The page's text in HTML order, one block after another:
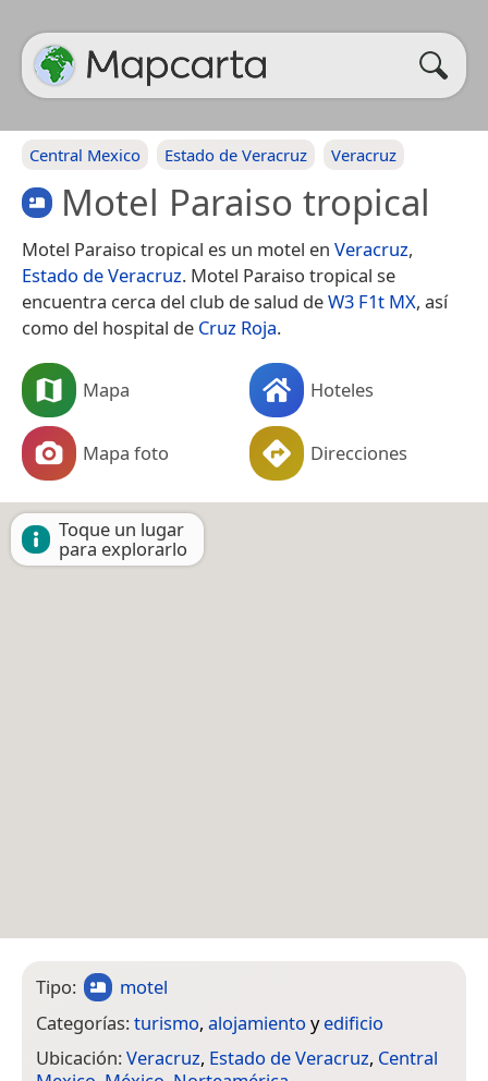
Central Mexico Estado de Veracruz Veracruz
Motel Paraiso tropical
Motel Paraiso tropical es un motel en Veracruz,
Estado de Veracruz. Motel Paraiso tropical se
encuentra cerca del club de salud deW3 F1t MX, así
como del hospital de Cruz Roja.
Mapa Hoteles
Mapa foto Direcciones
Toque un lugar
para explorarlo
Tipo:
motel
Categorías:turismo, alojamiento yedificio
Ubicación:Veracruz, Estado de Veracruz, Central